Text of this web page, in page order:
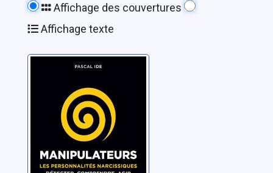
Affichage des couvertures
Affichage texte
Manipulateurs:
les personnalités
narcissiques:
détecter,
comprendre, agir
Ide, Pascal